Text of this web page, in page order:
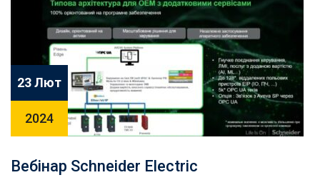
23 Лют
2024
Вебінар Schneider Electric